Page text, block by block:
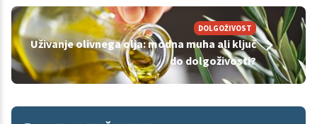
DOLGOŽIVOST
Uživanje olivnega olja: modna muha ali ključ
do dolgoživosti?